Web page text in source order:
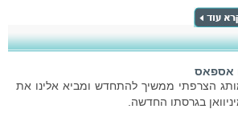
אספאס
הצרפתי ממשיך להתחדש ומביא אלינו את
בגרסתו החדשה.